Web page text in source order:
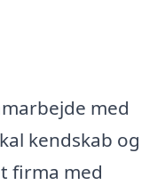
med
kendskab og
firma med